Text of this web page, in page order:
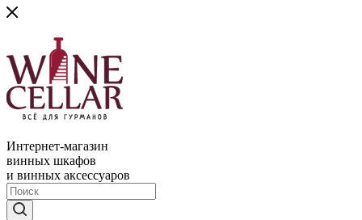
Интернет-магазин
винных шкафов
и винных аксессуаров